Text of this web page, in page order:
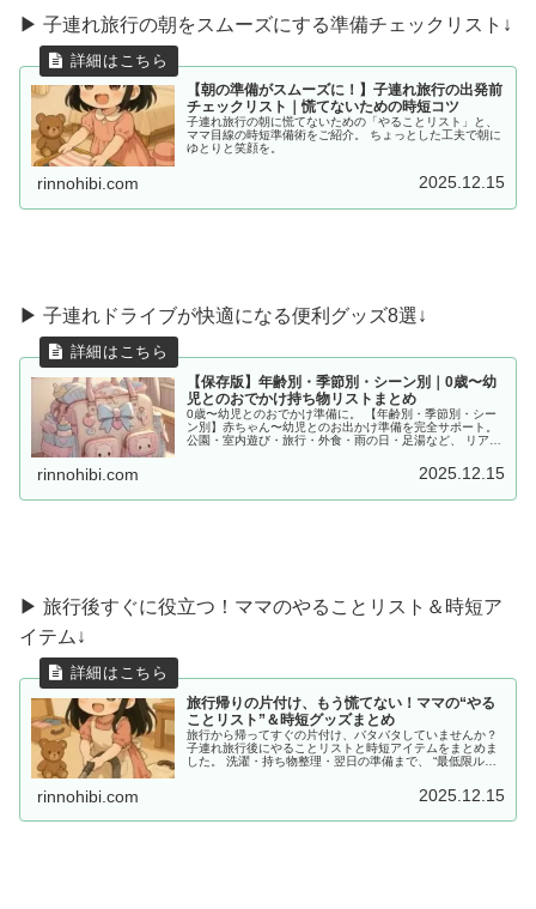
▶ 子連れ旅行の朝をスムーズにする準備チェックリスト↓
【朝の準備がスムーズに！】子連れ旅行の出発前
チェックリスト｜慌てないための時短コツ
子連れ旅行の朝に慌てないための「やることリスト」と、
ママ目線の時短準備術をご紹介。 ちょっとした工夫で朝に
ゆとりと笑顔を。
rinnohibi.com 2025.12.15
▶︎ 子連れドライブが快適になる便利グッズ8選↓
【保存版】年齢別・季節別・シーン別｜0歳〜幼
児とのおでかけ持ち物リストまとめ
0歳〜幼児とのおでかけ準備に。 【年齢別・季節別・シー
ン別】赤ちゃん〜幼児とのお出かけ準備を完全サポート。
公園・室内遊び・旅行・外食・雨の日・足湯など、 リアル
rinnohibi.com 2025.12.15
▶ 旅行後すぐに役立つ！ママのやることリスト＆時短ア
イテム↓
旅行帰りの片付け、もう慌てない！ママの“やる
ことリスト”＆時短グッズまとめ
旅行から帰ってすぐの片付け、バタバタしていませんか？
子連れ旅行後にやることリストと時短アイテムをまとめま
した。 洗濯・持ち物整理・翌日の準備まで、 “最低限ルー
rinnohibi.com 2025.12.15